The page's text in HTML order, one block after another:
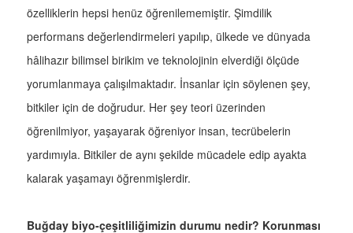
özelliklerin hepsi henüz öğrenilememiştir. Şimdilik
performans değerlendirmeleri yapılıp, ülkede ve dünyada
hâlihazır bilimsel birikim ve teknolojinin elverdiği ölçüde
yorumlanmaya çalışılmaktadır. İnsanlar için söylenen şey,
bitkiler için de doğrudur. Her şey teori üzerinden
öğrenilmiyor, yaşayarak öğreniyor insan, tecrübelerin
yardımıyla. Bitkiler de aynı şekilde mücadele edip ayakta
kalarak yaşamayı öğrenmişlerdir.
Buğday biyo-çeşitliliğimizin durumu nedir? Korunması